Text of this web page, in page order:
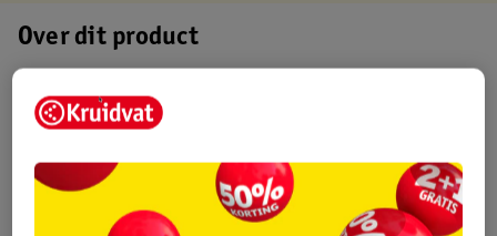
Over dit product
Nature Impact Score